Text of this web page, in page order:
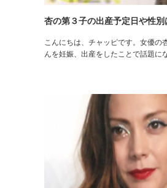
杏の第３子の出産予定日や性
こんにちは、チャッピです。女優の
んを妊娠、出産をしたことで話題